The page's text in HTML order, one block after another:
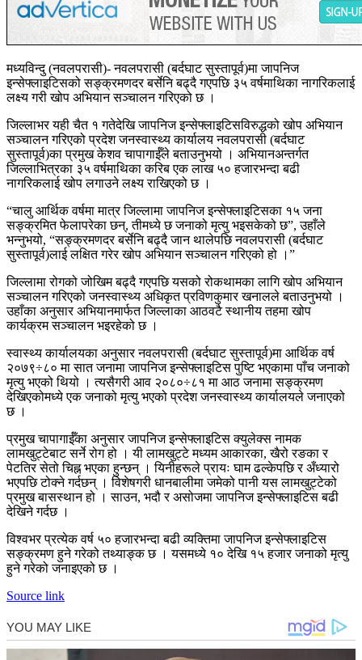
मध्यविन्दु (नवलपरासी)- नवलपरासी (बर्दघाट सुस्तापूर्व)मा जापनिज
इन्सेफ्लाइटिसको सङ्क्रमणदर बर्सेनि बढ्दै गएपछि ३५ वर्षमाथिका नागरिकलाई
लक्ष्य गरी खोप अभियान सञ्चालन गरिएको छ ।
जिल्लाभर यही चैत १ गतेदेखि जापनिज इन्सेफ्लाइटिसविरुद्धको खोप अभियान
सञ्चालन गरिएको प्रदेश जनस्वास्थ्य कार्यालय नवलपरासी (बर्दघाट
सुस्तापूर्व)का प्रमुख केशव चापागाईँले बताउनुभयो । अभियानअन्तर्गत
जिल्लाभित्रका ३५ वर्षमाथिका करिब एक लाख ५० हजारभन्दा बढी
नागरिकलाई खोप लगाउने लक्ष्य राखिएको छ ।
“चालु आर्थिक वर्षमा मात्र जिल्लामा जापनिज इन्सेफ्लाइटिसका १५ जना
सङ्क्रमित फेलापरेका छन्, तीमध्ये छ जनाको मृत्यु भइसकेको छ”, उहाँले
भन्नुभयो, “सङ्क्रमणदर बर्सेनि बढ्दै जान थालेपछि नवलपरासी (बर्दघाट
सुस्तापूर्व)लाई लक्षित गरेर खोप अभियान सञ्चालन गरिएको हो ।”
जिल्लामा रोगको जोखिम बढ्दै गएपछि यसको रोकथामका लागि खोप अभियान
सञ्चालन गरिएको जनस्वास्थ्य अधिकृत प्रविणकुमार खनालले बताउनुभयो ।
उहाँका अनुसार अभियानमार्फत जिल्लाका आठवटै स्थानीय तहमा खोप
कार्यक्रम सञ्चालन भइरहेको छ ।
स्वास्थ्य कार्यालयका अनुसार नवलपरासी (बर्दघाट सुस्तापूर्व)मा आर्थिक वर्ष
२०७९÷८० मा सात जनामा जापनिज इन्सेफ्लाइटिस पुष्टि भएकामा पाँच जनाको
मृत्यु भएको थियो । त्यसैगरी आव २०८०÷८१ मा आठ जनामा सङ्क्रमण
देखिएकोमध्ये एक जनाको मृत्यु भएको प्रदेश जनस्वास्थ्य कार्यालयले जनाएको
छ ।
प्रमुख चापागाईँका अनुसार जापनिज इन्सेफ्लाइटिस क्युलेक्स नामक
लामखुट्टेबाट सर्ने रोग हो । यी लामखुट्टे मध्यम आकारका, खैरो रङका र
पेटतिर सेतो चिह्न भएका हुन्छन् । यिनीहरूले प्रायः घाम ढल्केपछि र अँध्यारो
भएपछि टोक्ने गर्दछन् । विशेषगरी धानबालीमा जमेको पानी यस लामखुट्टेको
प्रमुख बासस्थान हो । साउन, भदौ र असोजमा जापनिज इन्सेफ्लाइटिस बढी
देखिने गर्दछ ।
विश्वभर प्रत्येक वर्ष ५० हजारभन्दा बढी व्यक्तिमा जापनिज इन्सेफ्लाइटिस
सङ्क्रमण हुने गरेको तथ्याङ्क छ । यसमध्ये १० देखि १५ हजार जनाको मृत्यु
हुने गरेको जनाइएको छ ।
Source link